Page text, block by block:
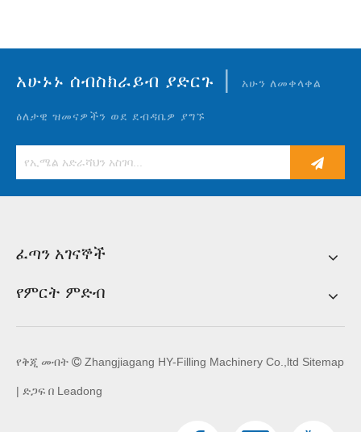
አሁኑኑ ሰብስክራይብ ያድርጉ | አሁን ለመቀላቀል
ዕለታዊ ዝመናዎችን ወደ ደብዳቤዎ ያግኙ
ፈጣን አገናኞች
የምርት ምድብ
የቅጂ መብት  Zhangjiagang HY-Filling Machinery Co.,ltd Sitemap
| ድጋፍ በ Leadong